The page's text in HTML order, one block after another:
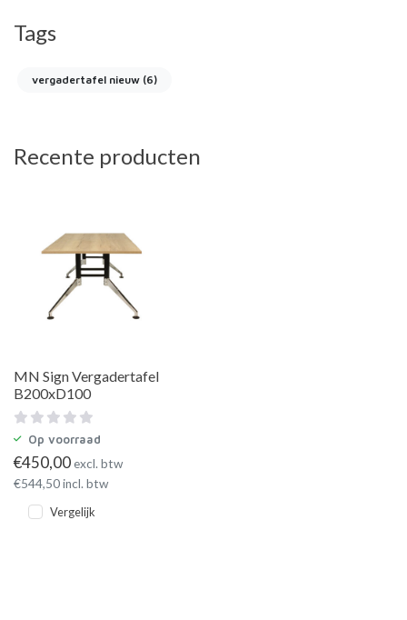
Tags
vergadertafel nieuw (6)
Recente producten
MN Sign Vergadertafel
B200xD100
Op voorraad
€450,00excl. btw
€544,50incl. btw
Vergelijk